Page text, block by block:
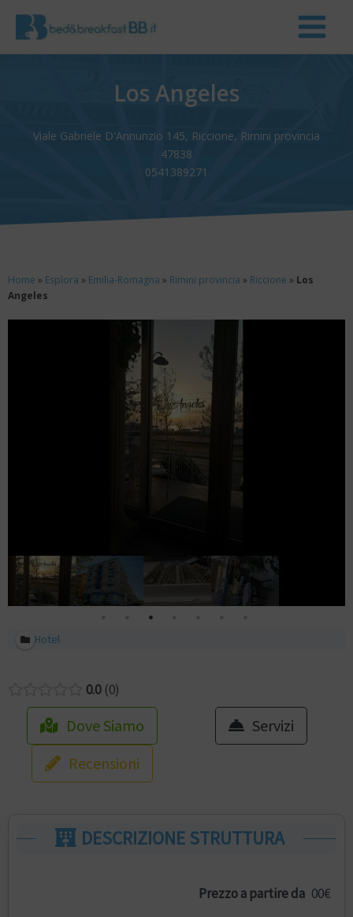
Los Angeles
Viale Gabriele D'Annunzio 145, Riccione, Rimini provincia
47838
0541389271
Home » Esplora » Emilia-Romagna » Rimini provincia » Riccione » Los
Angeles
Hotel
0.0 0
Dove Siamo
Servizi
Recensioni
DESCRIZIONE STRUTTURA
Prezzo a partire da 00€